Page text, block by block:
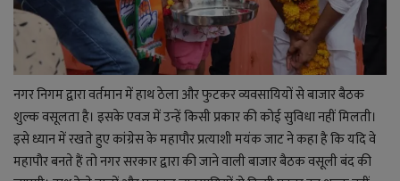
नगर निगम द्वारा वर्तमान में हाथ ठेला और फुटकर व्यवसायियों से बाजार बैठक
शुल्क वसूलता है। इसके एवज में उन्हें किसी प्रकार की कोई सुविधा नहीं मिलती।
इसे ध्यान में रखते हुए कांग्रेस के महापौर प्रत्याशी मयंक जाट ने कहा है कि यदि वे
महापौर बनते हैं तो नगर सरकार द्वारा की जाने वाली बाजार बैठक वसूली बंद की